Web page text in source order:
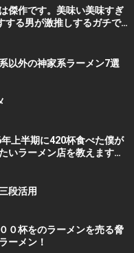
傑作です。美味い美味すぎ
する男が激推しするガチで
をすする らーめん とうか
TV.第3322回
以外の神家系ラーメン7選
年上半期に420杯食べた僕が
いラーメン店を教えます
段活用
０杯をのラーメンを売る脅
ーメン！